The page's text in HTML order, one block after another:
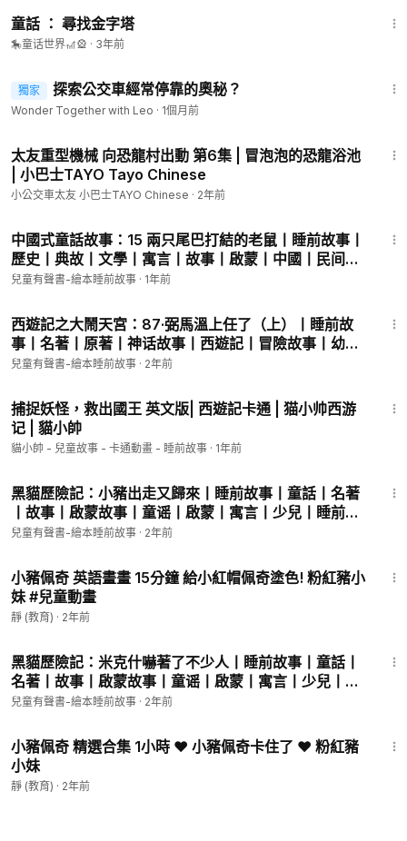
童話 ： 尋找金字塔
🎠童话世界🎢🎡 · 3年前
獨家 探索公交車經常停靠的奧秘？
Wonder Together with Leo · 1個月前
太友重型機械 向恐龍村出動 第6集 | 冒泡泡的恐龍浴池
| 小巴士TAYO Tayo Chinese
小公交車太友 小巴士TAYO Chinese · 2年前
中國式童話故事：15 兩只尾巴打結的老鼠丨睡前故事丨
歷史丨典故丨文學丨寓言丨故事丨啟蒙丨中國丨民间丨
冒險丨成長丨名著丨童話丨趣聞丨學習丨教育丨知識丨
兒童有聲書-繪本睡前故事 · 1年前
西遊記之大鬧天宮：87·弼馬溫上任了（上）丨睡前故
事丨名著丨原著丨神话故事丨西遊記丨冒險故事丨幼兒
啟蒙丨啟蒙丨寓言丨少兒丨國學丨有聲故事丨有聲書丨
兒童有聲書-繪本睡前故事 · 2年前
捕捉妖怪，救出國王 英文版| 西遊記卡通 | 猫小帅西游
记 | 貓小帥
貓小帥 - 兒童故事 - 卡通動畫 - 睡前故事 · 1年前
黑貓歷險記：小豬出走又歸來丨睡前故事丨童話丨名著
丨故事丨啟蒙故事丨童谣丨啟蒙丨寓言丨少兒丨睡前聽
書丨有聲書丨有聲故事#兒童故事丨學習教育丨kids
兒童有聲書-繪本睡前故事 · 2年前
小豬佩奇 英語畫畫 15分鐘 給小紅帽佩奇塗色! 粉紅豬小
妹 #兒童動畫
靜 (教育) · 2年前
黑貓歷險記：米克什嚇著了不少人丨睡前故事丨童話丨
名著丨故事丨啟蒙故事丨童谣丨啟蒙丨寓言丨少兒丨睡
前聽書丨有聲書丨有聲故事#兒童故事丨學習教育丨
兒童有聲書-繪本睡前故事 · 2年前
小豬佩奇 精選合集 1小時 ❤️ 小豬佩奇卡住了 ❤️ 粉紅豬
小妹
靜 (教育) · 2年前